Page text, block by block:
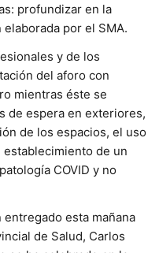
profundizar en la
por el SMA.
y de los
del aforo con
mientras éste se
de espera en exteriores,
de los espacios, el uso
de un
COVID y no
esta mañana
de Salud, Carlos